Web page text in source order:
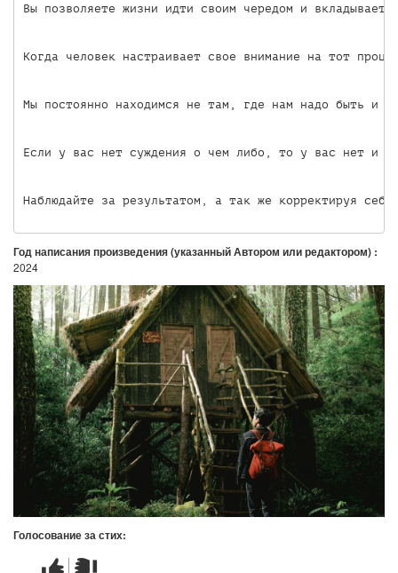
Вы позволяете жизни идти своим чередом и
Когда человек настраивает свое внимание на тот
Мы постоянно находимся не там, где нам надо быть и
Если у вас нет суждения о чем либо, то у вас нет и
Наблюдайте за результатом, а так же корректируя
Год написания произведения (указанный Автором или редактором) :
2024
Голосование за стих:
Стих Стих